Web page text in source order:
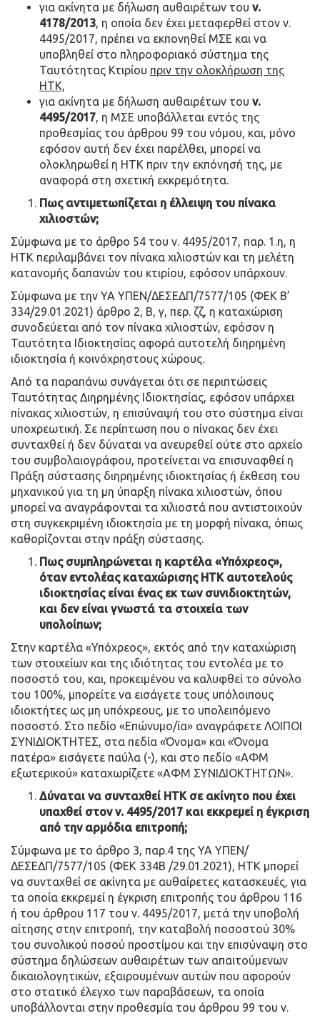
για ακίνητα με δήλωση αυθαιρέτων του ν.
4178/2013, η οποία δεν έχει μεταφερθεί στον ν.
4495/2017, πρέπει να εκπονηθεί ΜΣΕ και να
υποβληθεί στο πληροφοριακό σύστημα της
Ταυτότητας Κτιρίου πριν την ολοκλήρωση της
ΗΤΚ,
για ακίνητα με δήλωση αυθαιρέτων του ν.
4495/2017, η ΜΣΕ υποβάλλεται εντός της
προθεσμίας του άρθρου 99 του νόμου, και, μόνο
εφόσον αυτή δεν έχει παρέλθει, μπορεί να
ολοκληρωθεί η ΗΤΚ πριν την εκπόνησή της, με
αναφορά στη σχετική εκκρεμότητα.
Πως αντιμετωπίζεται η έλλειψη του πίνακα
χιλιοστών;
Σύμφωνα με το άρθρο 54 του ν. 4495/2017, παρ. 1.η, η
ΗΤΚ περιλαμβάνει τον πίνακα χιλιοστών και τη μελέτη
κατανομής δαπανών του κτιρίου, εφόσον υπάρχουν.
Σύμφωνα με την ΥΑ ΥΠΕΝ/ΔΕΣΕΔΠ/7577/105 (ΦΕΚ B’
334/29.01.2021) άρθρο 2, Β, γ, περ. ζζ, η καταχώριση
συνοδεύεται από τον πίνακα χιλιοστών, εφόσον η
Ταυτότητα Ιδιοκτησίας αφορά αυτοτελή διηρημένη
ιδιοκτησία ή κοινόχρηστους χώρους.
Από τα παραπάνω συνάγεται ότι σε περιπτώσεις
Ταυτότητας Διηρημένης Ιδιοκτησίας, εφόσον υπάρχει
πίνακας χιλιοστών, η επισύναψή του στο σύστημα είναι
υποχρεωτική. Σε περίπτωση που ο πίνακας δεν έχει
συνταχθεί ή δεν δύναται να ανευρεθεί ούτε στο αρχείο
του συμβολαιογράφου, προτείνεται να επισυναφθεί η
Πράξη σύστασης διηρημένης ιδιοκτησίας ή έκθεση του
μηχανικού για τη μη ύπαρξη πίνακα χιλιοστών, όπου
μπορεί να αναγράφονται τα χιλιοστά που αντιστοιχούν
στη συγκεκριμένη ιδιοκτησία με τη μορφή πίνακα, όπως
καθορίζονται στην πράξη σύστασης.
Πως συμπληρώνεται η καρτέλα «Υπόχρεος»,
όταν εντολέας καταχώρισης ΗΤΚ αυτοτελούς
ιδιοκτησίας είναι ένας εκ των συνιδιοκτητών,
και δεν είναι γνωστά τα στοιχεία των
υπολοίπων;
Στην καρτέλα «Υπόχρεος», εκτός από την καταχώριση
των στοιχείων και της ιδιότητας του εντολέα με το
ποσοστό του, και, προκειμένου να καλυφθεί το σύνολο
του 100%, μπορείτε να εισάγετε τους υπόλοιπους
ιδιοκτήτες ως μη υπόχρεους, με το υπολειπόμενο
ποσοστό. Στο πεδίο «Επώνυμο/ία» αναγράφετε ΛΟΙΠΟΙ
ΣΥΝΙΔΙΟΚΤΗΤΕΣ, στα πεδία «Όνομα» και «Όνομα
πατέρα» εισάγετε παύλα (-), και στο πεδίο «ΑΦΜ
εξωτερικού» καταχωρίζετε «ΑΦΜ ΣΥΝΙΔΙΟΚΤΗΤΩΝ».
Δύναται να συνταχθεί ΗΤΚ σε ακίνητο που έχει
υπαχθεί στον ν. 4495/2017 και εκκρεμεί η έγκριση
από την αρμόδια επιτροπή;
Σύμφωνα με το άρθρο 3, παρ.4 της ΥΑ ΥΠΕΝ/
ΔΕΣΕΔΠ/7577/105 (ΦΕΚ 334Β /29.01.2021), ΗΤΚ μπορεί
να συνταχθεί σε ακίνητα με αυθαίρετες κατασκευές, για
τα οποία εκκρεμεί η έγκριση επιτροπής του άρθρου 116
ή του άρθρου 117 του ν. 4495/2017, μετά την υποβολή
αίτησης στην επιτροπή, την καταβολή ποσοστού 30%
του συνολικού ποσού προστίμου και την επισύναψη στο
σύστημα δηλώσεων αυθαιρέτων των απαιτούμενων
δικαιολογητικών, εξαιρουμένων αυτών που αφορούν
στο στατικό έλεγχο των παραβάσεων, τα οποία
υποβάλλονται στην προθεσμία του άρθρου 99 του ν.